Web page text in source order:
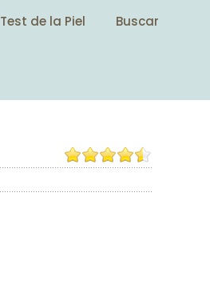
Test de la Piel
Buscar